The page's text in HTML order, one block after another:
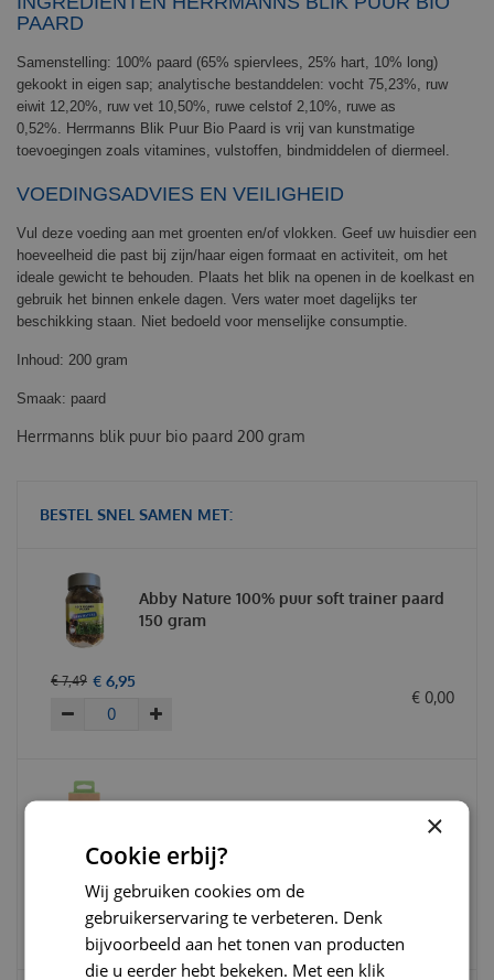
PAARD
Samenstelling: 100% paard (65% spiervlees, 25% hart, 10% long)
gekookt in eigen sap; analytische bestanddelen: vocht 75,23%, ruw
eiwit 12,20%, ruw vet 10,50%, ruwe celstof 2,10%, ruwe as
0,52%. Herrmanns Blik Puur Bio Paard is vrij van kunstmatige
toevoegingen zoals vitamines, vulstoffen, bindmiddelen of diermeel.
VOEDINGSADVIES EN VEILIGHEID
Vul deze voeding aan met groenten en/of vlokken. Geef uw huisdier een
hoeveelheid die past bij zijn/haar eigen formaat en activiteit, om het
ideale gewicht te behouden. Plaats het blik na openen in de koelkast en
gebruik het binnen enkele dagen. Vers water moet dagelijks ter
beschikking staan. Niet bedoeld voor menselijke consumptie.
Inhoud: 200 gram
Smaak: paard
Herrmanns blik puur bio paard 200 gram
BESTEL SNEL SAMEN MET:
Abby Nature 100% puur soft trainer paard
150 gram
€ 7,49 € 6,95
€ 0,00
95 € 6 ,95
×
Cookie erbij?
Wij gebruiken cookies om de
gebruikerservaring te verbeteren. Denk
bijvoorbeeld aan het tonen van producten
die u eerder hebt bekeken. Met een klik